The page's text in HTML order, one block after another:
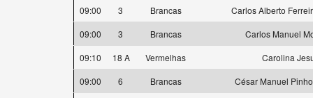
09:00
3 Brancas
Carlos Alberto
09:00
3 Brancas
Carlos Manuel
09:10
18 A Vermelhas
Carolina
09:00
6 Brancas
César Manuel